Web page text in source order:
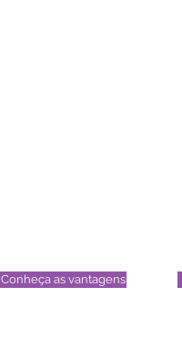
Conheça as vantagens